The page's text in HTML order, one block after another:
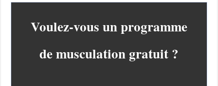
V​oulez-vous un programme
de musculation gratuit ?